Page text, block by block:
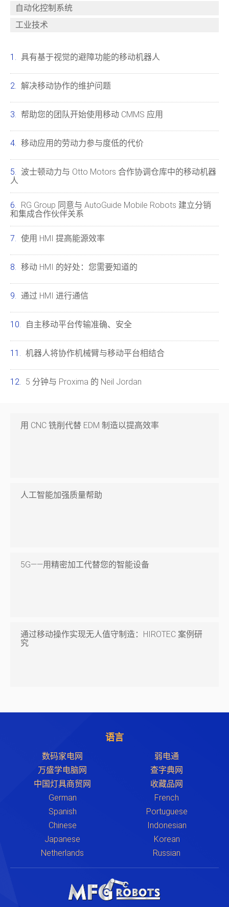
自动化控制系统
工业技术
具有基于视觉的避障功能的移动机器人
解决移动协作的维护问题
帮助您的团队开始使用移动 CMMS 应用
移动应用的劳动力参与度低的代价
波士顿动力与 Otto Motors 合作协调仓库中的移动机器
人
RG Group 同意与 AutoGuide Mobile Robots 建立分销
和集成合作伙伴关系
使用 HMI 提高能源效率
移动 HMI 的好处：您需要知道的
通过 HMI 进行通信
自主移动平台传输准确、安全
机器人将协作机械臂与移动平台相结合
5 分钟与 Proxima 的 Neil Jordan
用 CNC 铣削代替 EDM 制造以提高效率
人工智能加强质量帮助
5G——用精密加工代替您的智能设备
通过移动操作实现无人值守制造：HIROTEC 案例研
究
语言
数码家电网
弱电通
万盛学电脑网
查字典网
中国灯具商贸网
收藏品网
German
French
Spanish
Portuguese
Chinese
Indonesian
Japanese
Korean
Netherlands
Russian